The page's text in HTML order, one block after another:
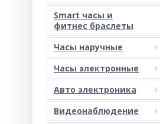
Smart часы и
фитнес браслеты
Часы наручные
Часы электронные
Авто электроника
Видеонаблюдение